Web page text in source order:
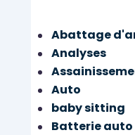
Abattage
Analyses
Auto
baby sitting
Batterie auto